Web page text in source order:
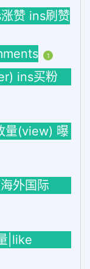
赞 ins刷赞
1
ins买粉
量(view) 曝
外国际
|like